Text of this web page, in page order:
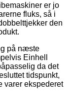
er jo
fluks, så i
den
på næste
Einhell
da det
tidspunkt,
varer ekspederet